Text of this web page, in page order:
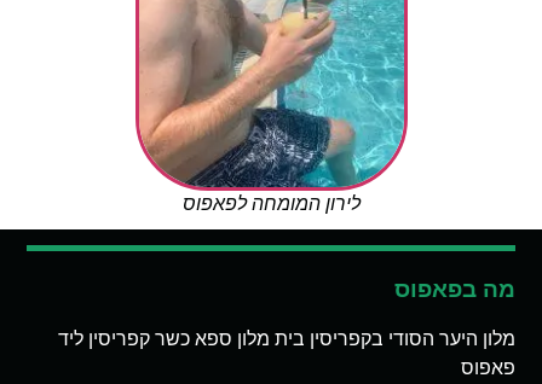
לירון המומחה לפאפוס
מה בפאפוס
מלון היער הסודי בקפריסין בית מלון ספא כשר קפריסין ליד
פאפוס